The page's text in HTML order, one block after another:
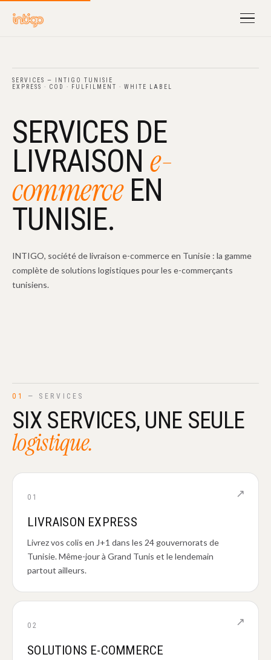
SERVICES — INTIGO TUNISIE
EXPRESS · COD · FULFILMENT · WHITE LABEL
SERVICES DE
LIVRAISON e-
commerceEN
TUNISIE.
INTIGO, société de livraison e-commerce en Tunisie : la gamme
complète de solutions logistiques pour les e-commerçants
tunisiens.
01 — SERVICES
SIX SERVICES, UNE SEULE
logistique.
01 ↗
LIVRAISON EXPRESS
Livrez vos colis en J+1 dans les 24 gouvernorats de
Tunisie. Même-jour à Grand Tunis et le lendemain
partout ailleurs.
02 ↗
SOLUTIONS E-COMMERCE